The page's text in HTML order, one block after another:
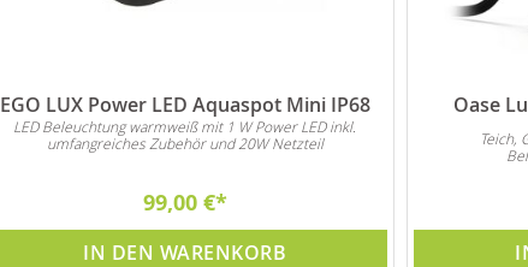
EGO LUX Power LED Aquaspot Mini IP68
LED Beleuchtung warmweiß mit 1 W Power LED inkl.
umfangreiches Zubehör und 20W Netzteil
99,00 €
IN DEN WARENKORB
Oase
Teich,